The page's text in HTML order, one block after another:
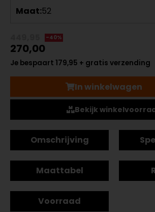
Maat:52
-40%
270,00
Je bespaart 179,95 + gratis verzending
In winkelwagen
Bekijk
Omschrijving
Maattabel
Voorraad